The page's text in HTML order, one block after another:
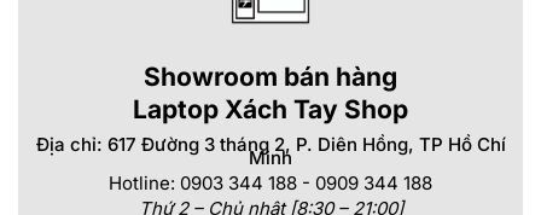
Showroom bán hàng
Laptop Xách Tay Shop
Địa chỉ: 617 Đường 3 tháng 2, P. Diên Hồng, TP Hồ Chí
Minh
Hotline: 0903 344 188 - 0909 344 188
Thứ 2 – Chủ nhật [8:30 – 21:00]